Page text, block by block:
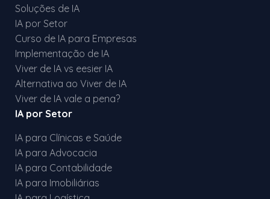
Soluções de IA
IA por Setor
Curso de IA para Empresas
Implementação de IA
Viver de IA vs eesier IA
Alternativa ao Viver de IA
Viver de IA vale a pena?
IA por Setor
IA para Clínicas e Saúde
IA para Advocacia
IA para Contabilidade
IA para Imobiliárias